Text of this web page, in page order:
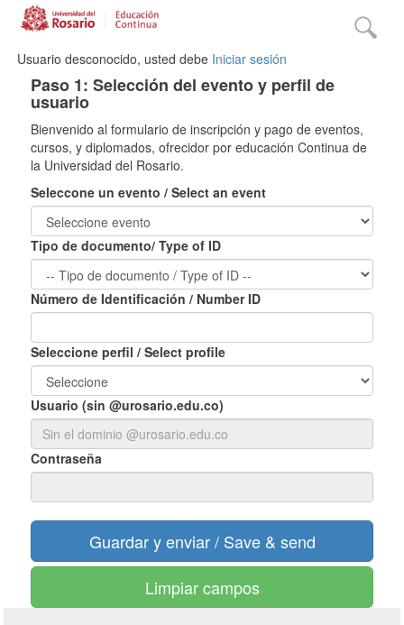
Usuario desconocido, usted debe Iniciar sesión
Paso 1: Selección del evento y perfil de
usuario
Bienvenido al formulario de inscripción y pago de eventos,
cursos, y diplomados, ofrecidor por educación Continua de
la Universidad del Rosario.
Seleccone un evento / Select an event
Tipo de documento/ Type of ID
Número de Identificación / Number ID
Seleccione perfil / Select profile
Usuario (sin @urosario.edu.co)
Contraseña
Limpiar campos